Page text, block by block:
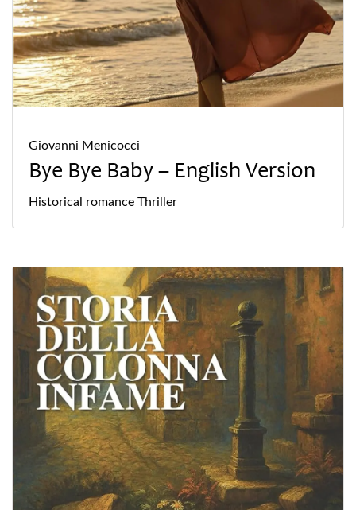
Giovanni Menicocci
Bye Bye Baby – English Version
Historical romance Thriller